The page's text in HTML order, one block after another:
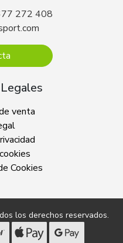
272 408
venta
Cookies
los derechos reservados.